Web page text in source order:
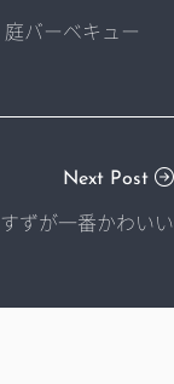
庭バーベキュー
Next Post
すずが一番かわいい